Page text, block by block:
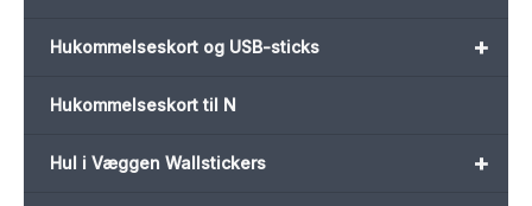
+
Hukommelseskort og USB-sticks
Hukommelseskort til N
+
Hul i Væggen Wallstickers